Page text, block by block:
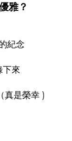
雅？
紀念
下來
真是榮幸 )